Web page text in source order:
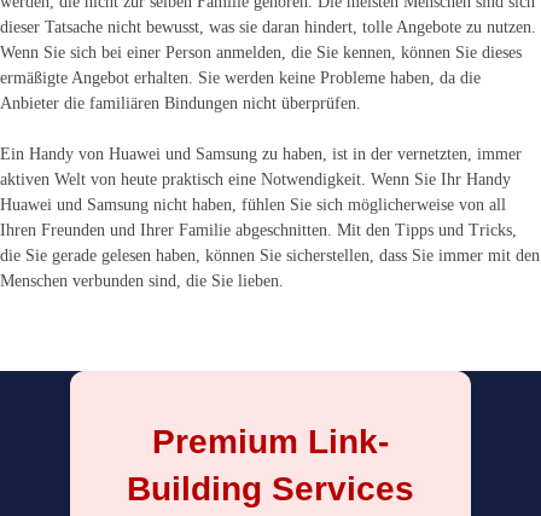
dieser Tatsache nicht bewusst, was sie daran hindert, tolle Angebote zu nutzen.
Wenn Sie sich bei einer Person anmelden, die Sie kennen, können Sie dieses
ermäßigte Angebot erhalten. Sie werden keine Probleme haben, da die
Anbieter die familiären Bindungen nicht überprüfen.
Ein Handy von Huawei und Samsung zu haben, ist in der vernetzten, immer
aktiven Welt von heute praktisch eine Notwendigkeit. Wenn Sie Ihr Handy
Huawei und Samsung nicht haben, fühlen Sie sich möglicherweise von all
Ihren Freunden und Ihrer Familie abgeschnitten. Mit den Tipps und Tricks,
die Sie gerade gelesen haben, können Sie sicherstellen, dass Sie immer mit den
Menschen verbunden sind, die Sie lieben.
Premium Link-
Building Services